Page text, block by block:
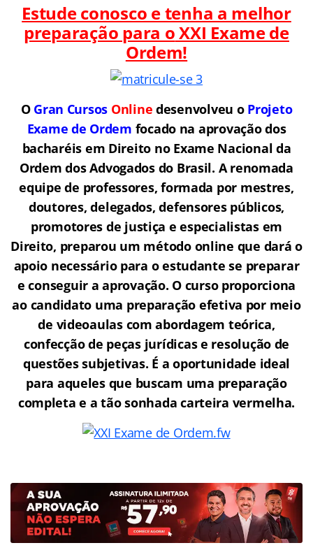
Estude conosco e tenha a melhor
preparação para oXXI Exame de
Ordem!
O Gran Cursos Online desenvolveu o Projeto
Exame de Ordem focado na aprovação dos
bacharéis em Direito no Exame Nacional da
Ordem dos Advogados do Brasil. A renomada
equipe de professores, formada por mestres,
doutores, delegados, defensores públicos,
promotores de justiça e especialistas em
Direito, preparou um método online que dará o
apoio necessário para o estudante se preparar
e conseguir a aprovação. O curso proporciona
ao candidato uma preparação efetiva por meio
de videoaulas com abordagem teórica,
confecção de peças jurídicas e resolução de
questões subjetivas. É a oportunidade ideal
para aqueles que buscam uma preparação
completa e a tão sonhada carteira vermelha.